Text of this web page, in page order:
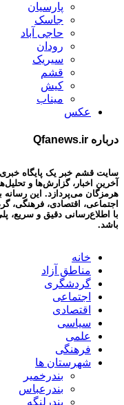
پارسیان
جاسک
حاجی آباد
رودان
سیریک
قشم
کیش
میناب
عکس
درباره Qfanews.ir
سایت قشم خبر یک پایگاه
آخرین اخبار، گزارش‌ها و
هرمزگان می‌پردازد. این رسانه
اجتماعی، اقتصادی، فرهنگی،
با اطلاع‌رسانی دقیق و سریع،
باشد.
خانه
مناطق آزاد
گردشگری
اجتماعی
اقتصادی
سیاسی
علمی
فرهنگی
شهرستان ها
بندرخمیر
بندرعباس
بندرلنگه